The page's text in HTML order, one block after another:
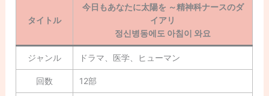
タイトル
今日もあなたに太陽を ～精神科ナースのダ
イアリ
정신병동에도 아침이 와요
ジャンル ドラマ、医学、ヒューマン
回数 12部